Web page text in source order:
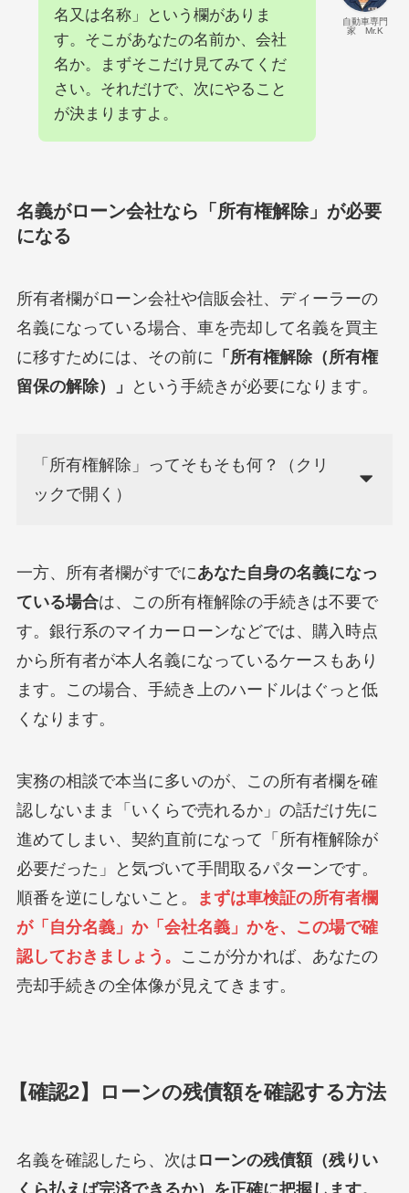
自動車専門
家 Mr.K
名又は名称」という欄がありま
す。そこがあなたの名前か、会社
名か。まずそこだけ見てみてくだ
さい。それだけで、次にやること
が決まりますよ。
名義がローン会社なら「所有権解除」が必要
になる
所有者欄がローン会社や信販会社、ディーラーの
名義になっている場合、車を売却して名義を買主
に移すためには、その前に 「所有権解除（所有権
留保の解除）」
という手続きが必要になります。
「所有権解除」ってそもそも何？（クリ
ックで開く）
一方、所有者欄がすでにあなた自身の名義になっ
ている場合は、この所有権解除の手続きは不要で
す。銀行系のマイカーローンなどでは、購入時点
から所有者が本人名義になっているケースもあり
ます。この場合、手続き上のハードルはぐっと低
くなります。
実務の相談で本当に多いのが、この所有者欄を確
認しないまま「いくらで売れるか」の話だけ先に
進めてしまい、契約直前になって「所有権解除が
必要だった」と気づいて手間取るパターンです。
順番を逆にしないこと。
まずは車検証の所有者欄
が「自分名義」か「会社名義」かを、この場で確
認しておきましょう。
ここが分かれば、あなたの
売却手続きの全体像が見えてきます。
【確認2】ローンの残債額を確認する方法
名義を確認したら、次は ローンの残債額（残りい
くら払えば完済できるか）を正確に把握します。